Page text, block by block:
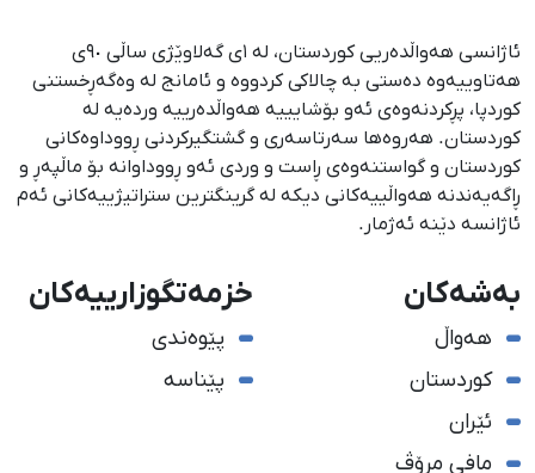
ئاژانسی هەواڵدەریی کوردستان، لە ١ی گەلاوێژی ساڵی ٩٠ی
هەتاوییەوە دەستی بە چالاکی کردووە و ئامانج لە وەگەڕخستنی
كوردپا، پڕكردنەوەی ئەو بۆشایییە هەواڵدەرییە وردەیە لە
كوردستان. هەروەها سەرتاسەری و گشتگیركردنی ڕووداوەكانی
كوردستان و گواستنەوەی ڕاست و وردی ئەو ڕووداوانە بۆ ماڵپەڕ و
ڕاگەیەندنە هەواڵییەكانی دیكە لە گرینگترین ستراتیژییەكانی ئەم
ئاژانسە دێنە ئەژمار.
بەشەکان
هەواڵ
کوردستان
ئێران
مافی مرۆڤ
خزمەتگوزارییەکان
پێوەندی
پێناسە